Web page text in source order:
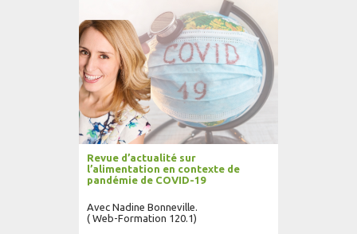
Revue d’actualité sur
l’alimentation en contexte de
pandémie de COVID-19
Avec Nadine Bonneville.
( Web-Formation 120.1)